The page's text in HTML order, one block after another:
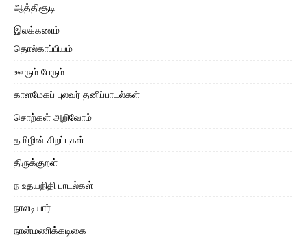
ஆத்திசூடி
இலக்கணம்
தொல்காப்பியம்
ஊரும் பேரும்
காளமேகப் புலவர் தனிப்பாடல்கள்
சொற்கள் அறிவோம்
தமிழின் சிறப்புகள்
திருக்குறள்
ந உதயநிதி பாடல்கள்
நாலடியார்
நான்மணிக்கடிகை